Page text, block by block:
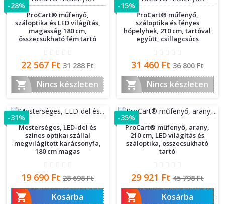
ProCart® műfenyő,
száloptika és LED világítás,
magasság 180 cm,
összecsukható fém tartó
Ár
22 567 Ft Normál
ár
31 288 Ft
 Nincs készleten
-28%
ProCart® műfenyő,
száloptika és fényes
hópelyhek, 210 cm, tartóval
együtt, csillagcsúcs
Ár
31 460 Ft Normál
ár
36 800 Ft
 Nincs készleten
-15%
Mesterséges, LED-del és
színes optikai szállal
megvilágított karácsonyfa,
180 cm magas
Ár
19 690 Ft Normál
ár
28 698 Ft
 Kosárba
-31%
ProCart® műfenyő, arany,
210 cm, LED világítás és
száloptika, összecsukható
tartó
Ár
29 921 Ft Normál
ár
45 798 Ft
 Kosárba
-35%